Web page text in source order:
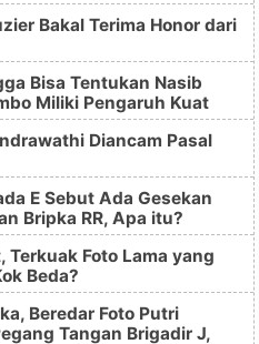
Bakal Terima Honor dari
Bisa Tentukan Nasib
Miliki Pengaruh Kuat
Diancam Pasal
E Sebut Ada Gesekan
Bripka RR, Apa itu?
Foto Lama yang
Beda?
Beredar Foto Putri
Tangan Brigadir J,